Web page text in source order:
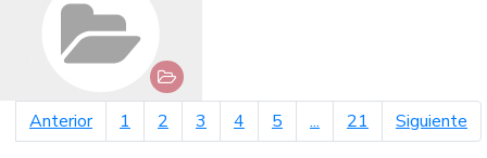
Anteriorpágina anterior
1 2 3 4 5 ... 21 Siguiente